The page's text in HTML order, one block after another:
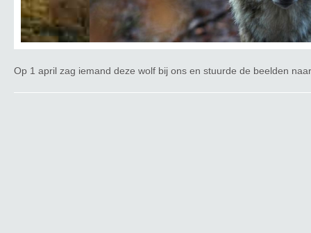
Slink!
Op 1 april zag iemand deze wolf bij ons en stuurde de beelden